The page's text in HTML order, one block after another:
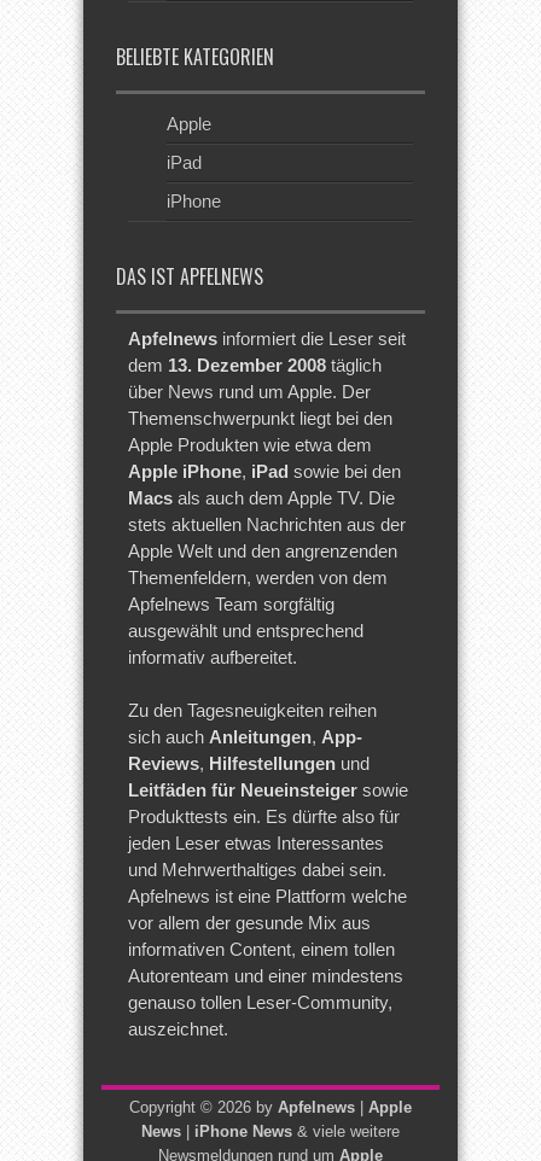
BELIEBTE KATEGORIEN
Apple
iPad
iPhone
DAS IST APFELNEWS
Apfelnews informiert die Leser seit
dem 13. Dezember 2008 täglich
über News rund um Apple. Der
Themenschwerpunkt liegt bei den
Apple Produkten wie etwa dem
Apple iPhone, iPad sowie bei den
Macs als auch dem Apple TV. Die
stets aktuellen Nachrichten aus der
Apple Welt und den angrenzenden
Themenfeldern, werden von dem
Apfelnews Team sorgfältig
ausgewählt und entsprechend
informativ aufbereitet.
Zu den Tagesneuigkeiten reihen
sich auch Anleitungen, App-
Reviews, Hilfestellungen und
Leitfäden für Neueinsteiger sowie
Produkttests ein. Es dürfte also für
jeden Leser etwas Interessantes
und Mehrwerthaltiges dabei sein.
Apfelnews ist eine Plattform welche
vor allem der gesunde Mix aus
informativen Content, einem tollen
Autorenteam und einer mindestens
genauso tollen Leser-Community,
auszeichnet.
Copyright © 2026 by Apfelnews
Apple
News
iPhone News & viele weitere
Newsmeldungen rund um Apple